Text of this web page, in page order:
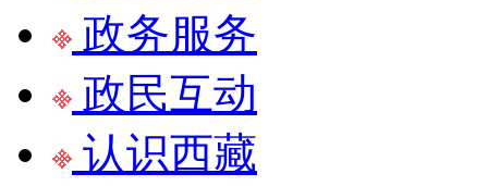
政务服务
政民互动
认识西藏